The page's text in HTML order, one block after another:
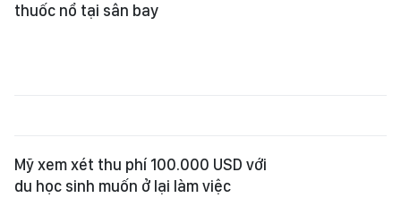
thuốc nổ tại sân bay
Mỹ xem xét thu phí 100.000 USD với
du học sinh muốn ở lại làm việc